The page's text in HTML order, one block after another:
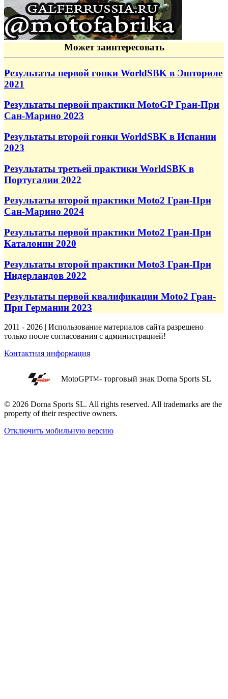
Может заинтересовать
Результаты первой гонки WorldSBK в Эшториле
2021
Результаты первой практики MotoGP Гран-При
Сан-Марино 2023
Результаты второй гонки WorldSBK в Испании
2023
Результаты третьей практики WorldSBK в
Португалии 2022
Результаты второй практики Moto2 Гран-При
Сан-Марино 2024
Результаты первой практики Moto2 Гран-При
Каталонии 2020
Результаты второй практики Moto3 Гран-При
Нидерландов 2022
Результаты первой квалификации Moto2 Гран-
При Германии 2023
2011 - 2026 | Использование материалов сайта разрешено
только после согласования с администрацией!
Контактная информация
MotoGPTM- торговый знак Dorna Sports SL
© 2026 Dorna Sports SL. All rights reserved. All trademarks are the
property of their respective owners.
Отключить мобильную версию